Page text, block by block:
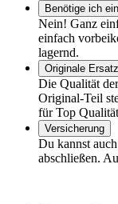
Benötige ich
Nein! Ganz
einfach
lagernd.
Originale
Die Qualität
Original-Teil
für Top
Versicherung
Du kannst
abschließen.